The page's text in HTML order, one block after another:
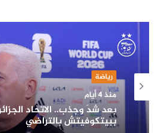
رياضة
منذ 4 أيام
بعد شدٍّ وجذب.. الاتحاد
ببيتكوفيتش بالتراضي